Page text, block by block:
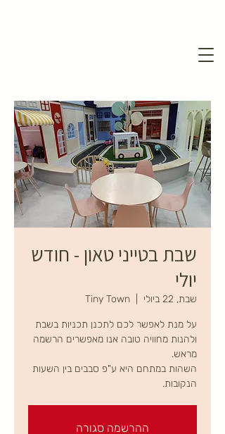
שבת בטייני טאון - חודש
יולי
שבת, 22 ביולי Tiny Town
על מנת לאפשר לכם לתכנן תכניות בשבת
ולהנות מחוויה טובה אנו מאפשרים הרשמה
השהות במתחם היא ע"פ סבבים בין השעות
הנקובות.
ההרשמה סגורה